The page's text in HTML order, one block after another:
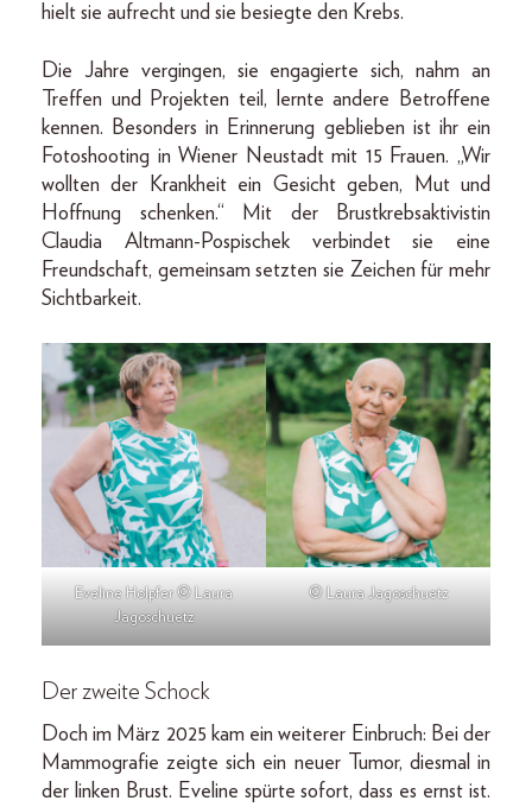
hielt sie aufrecht und sie besiegte den Krebs.
Die Jahre vergingen, sie engagierte sich, nahm an
Treffen und Projekten teil, lernte andere Betroffene
kennen. Besonders in Erinnerung geblieben ist ihr ein
Fotoshooting in Wiener Neustadt mit 15 Frauen. „Wir
wollten der Krankheit ein Gesicht geben, Mut und
Hoffnung schenken.“ Mit der Brustkrebsaktivistin
Claudia Altmann-Pos­pischek verbindet sie eine
Freundschaft, gemeinsam setzten sie Zeichen für mehr
Sichtbarkeit.
Eveline Holpfer © Laura
Jagoschuetz
© Laura Jagoschuetz
Der zweite Schock
Doch im März 2025 kam ein weiterer Einbruch: Bei der
Mammografie zeigte sich ein neuer Tumor, diesmal in
der linken Brust. Eveline spürte sofort, dass es ernst ist.